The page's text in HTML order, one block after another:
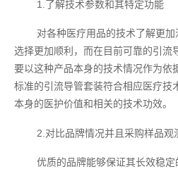
1.了解技术参数和其特定功能
对各种医疗用品的技术了解更
选择更加顺利，而在目前可靠的引流
要以这种产品本身的技术情况作为依
标准的引流导管套装符合相应医疗技
本身的医护价值和相关的技术功效。
2.对比品牌情况并且采购样品观
优质的品牌能够保证其长效稳